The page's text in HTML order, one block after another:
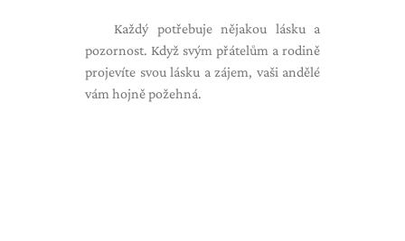
Každý potřebuje nějakou lásku a
pozornost. Když svým přátelům a rodině
projevíte svou lásku a zájem, vaši andělé
vám hojně požehná.